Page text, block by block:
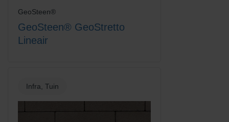
Rood-Zwart
GeoSteen®
GeoSteen® GeoStretto
Lineair
Infra, Tuin